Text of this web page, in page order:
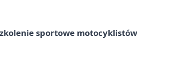
sportowe motocyklistów